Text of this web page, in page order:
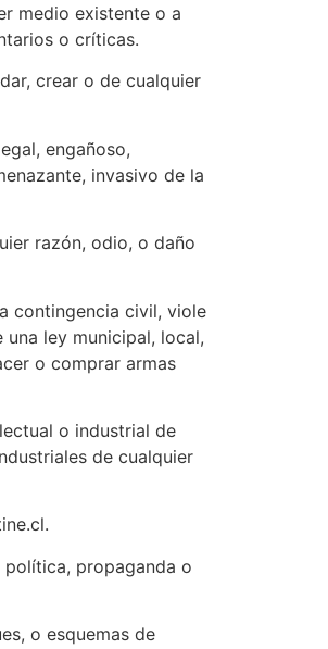
medio existente o a
o críticas.
crear o de cualquier
engañoso,
invasivo de la
razón, odio, o daño
contingencia civil, viole
ley municipal, local,
o comprar armas
o industrial de
de cualquier
política, propaganda o
o esquemas de